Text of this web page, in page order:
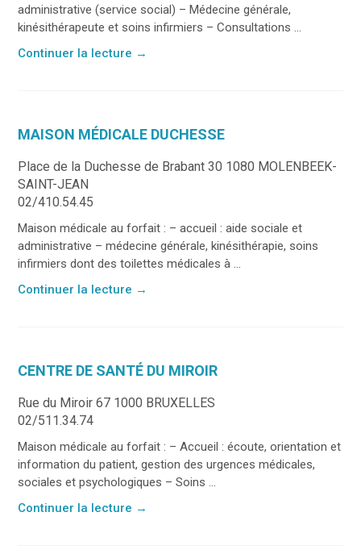
administrative (service social) – Médecine générale,
kinésithérapeute et soins infirmiers – Consultations ...
Continuer la lecture →
MAISON MÉDICALE DUCHESSE
Place de la Duchesse de Brabant 30 1080 MOLENBEEK-
SAINT-JEAN
02/410.54.45
Maison médicale au forfait : – accueil : aide sociale et
administrative – médecine générale, kinésithérapie, soins
infirmiers dont des toilettes médicales à ...
Continuer la lecture →
CENTRE DE SANTÉ DU MIROIR
Rue du Miroir 67 1000 BRUXELLES
02/511.34.74
Maison médicale au forfait : – Accueil : écoute, orientation et
information du patient, gestion des urgences médicales,
sociales et psychologiques – Soins ...
Continuer la lecture →